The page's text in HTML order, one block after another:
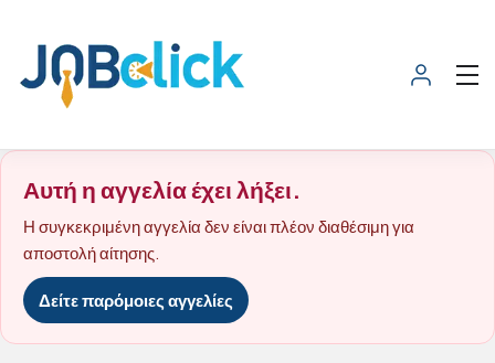
Αυτή η αγγελία έχει λήξει.
Η συγκεκριμένη αγγελία δεν είναι πλέον διαθέσιμη για
αποστολή αίτησης.
Δείτε παρόμοιες αγγελίες